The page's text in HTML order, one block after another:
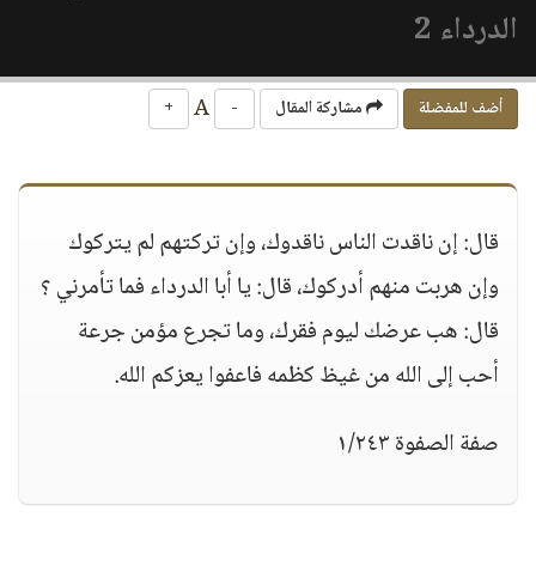
الدرداء 2
أضف للمفضلة مشاركة المقال -
+
قال: إن ناقدت الناس ناقدوك، وإن تركتهم لم يتركوك
وإن هربت منهم أدركوك، قال: يا أبا الدرداء فما تأمرني ؟
قال: هب عرضك ليوم فقرك، وما تجرع مؤمن جرعة
أحب إلى الله من غيظ كظمه فاعفوا يعزكم الله.
صفة الصفوة ١/٢٤٣